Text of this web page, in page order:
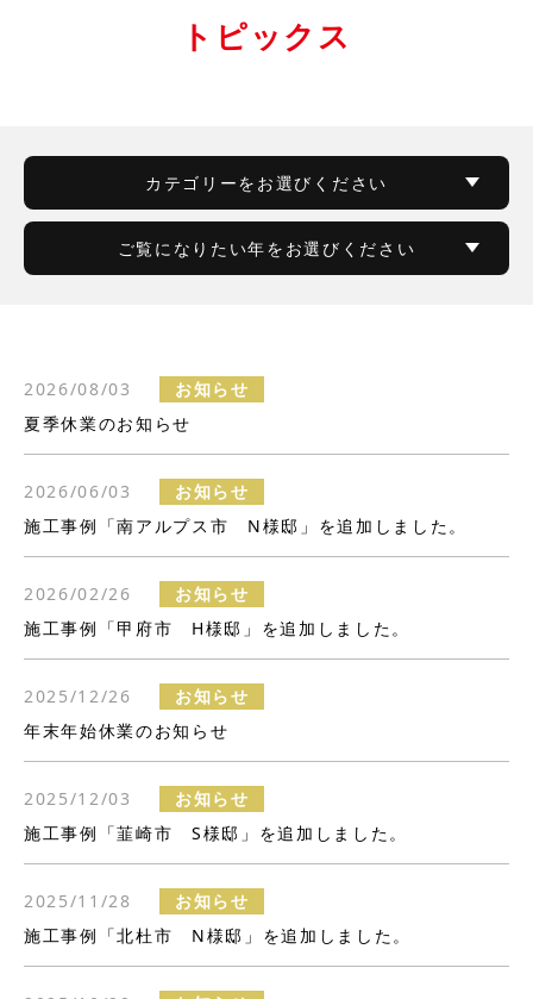
トピックス
カテゴリーをお選びください
ご覧になりたい年をお選びください
2026/08/03
お知らせ
夏季休業のお知らせ
2026/06/03
お知らせ
施工事例「南アルプス市 N様邸」を追加しました。
2026/02/26
お知らせ
施工事例「甲府市 H様邸」を追加しました。
2025/12/26
お知らせ
年末年始休業のお知らせ
2025/12/03
お知らせ
施工事例「韮崎市 S様邸」を追加しました。
2025/11/28
お知らせ
施工事例「北杜市 N様邸」を追加しました。